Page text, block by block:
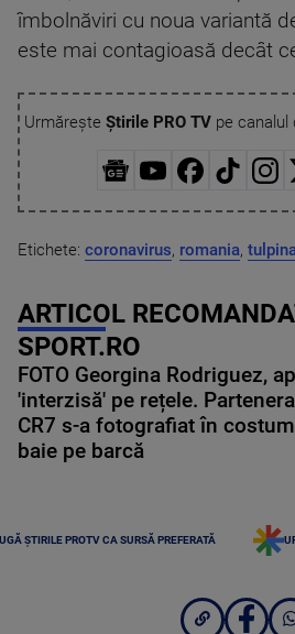
îmbolnăviri cu noua variantă
este mai contagioasă decât
Urmărește Știrile PRO TVpe canalul
Etichete: coronavirus, romania,
ARTICOL
SPORT.RO
FOTO Georgina Rodriguez,
'interzisă' pe rețele.
CR7 s-a fotografiat în
baie pe barcă
ȘTIRILE PROTV CA SURSĂ PREFERATĂ